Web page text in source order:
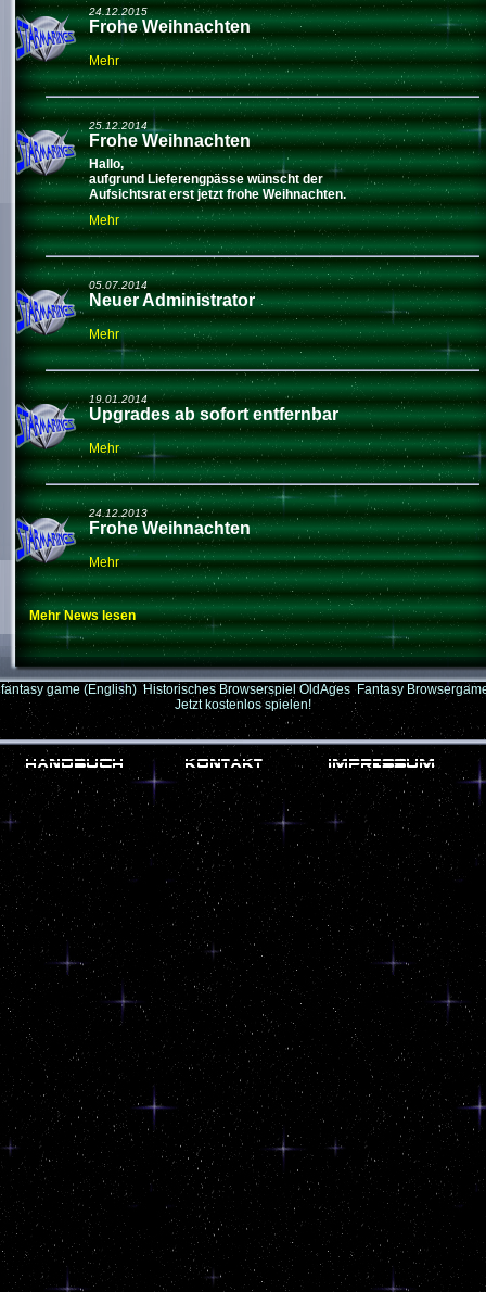
24.12.2015
Frohe Weihnachten
Mehr
25.12.2014
Frohe Weihnachten
Hallo,
aufgrund Lieferengpässe wünscht der
Aufsichtsrat erst jetzt frohe Weihnachten.
Mehr
05.07.2014
Neuer Administrator
Mehr
19.01.2014
Upgrades ab sofort entfernbar
Mehr
24.12.2013
Frohe Weihnachten
Mehr
Mehr News lesen
game (English) Historisches Browserspiel OldAges Fantasy
Jetzt kostenlos spielen!